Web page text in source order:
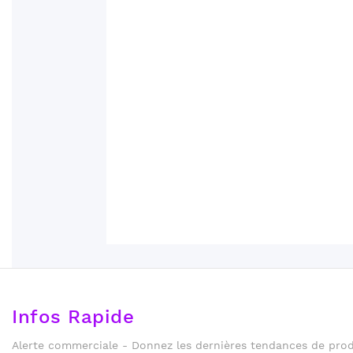
Infos Rapide
Alerte commerciale - Donnez les dernières tendances de